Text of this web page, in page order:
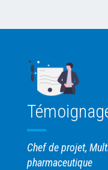
Chef de projet,
pharmaceutique